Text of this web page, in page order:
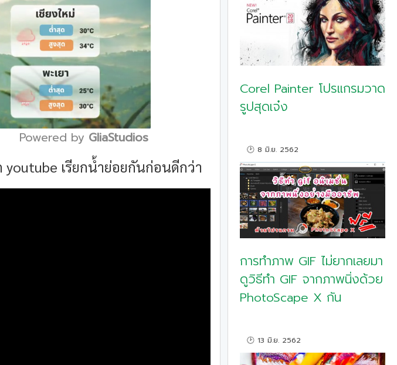
Mute
Powered by GliaStudios
เรียกน้ำย่อยกันก่อนดีกว่า
Corel Painter โปรแกรมวาด
รูปสุดเจ๋ง
🕑 8 มิ.ย. 2562
การทำภาพ GIF ไม่ยากเลยมา
ดูวิธีทำ GIF จากภาพนิ่งด้วย
PhotoScape X กัน
🕑 13 มิ.ย. 2562